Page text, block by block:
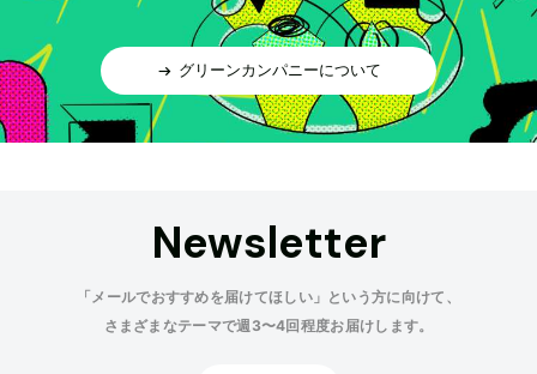
グリーンカンパニーについて
Newsletter
「メールでおすすめを届けてほしい」という方に向けて、
さまざまなテーマで週3〜4回程度お届けします。